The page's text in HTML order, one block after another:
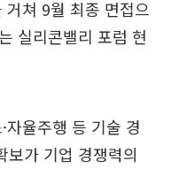
쳐 9월 최종 면접으
실리콘밸리 포럼 현
자율주행 등 기술 경
보가 기업 경쟁력의